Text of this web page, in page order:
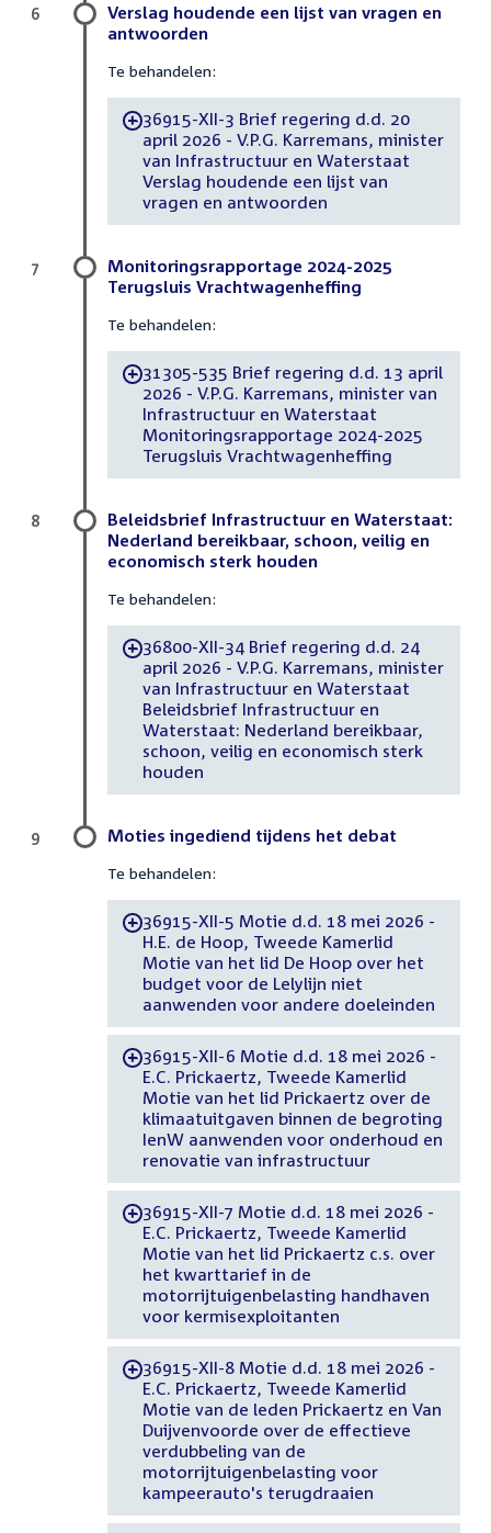
Verslag houdende een lijst van vragen en
antwoorden
Te behandelen:
-36915-XII-3 Brief regering d.d. 20
april 2026 - V.P.G. Karremans, minister
van Infrastructuur en Waterstaat
Verslag houdende een lijst van
vragen en antwoorden
6
Monitoringsrapportage 2024-2025
Terugsluis Vrachtwagenheffing
Te behandelen:
-31305-535 Brief regering d.d. 13 april
2026 - V.P.G. Karremans, minister van
Infrastructuur en Waterstaat
Monitoringsrapportage 2024-2025
Terugsluis Vrachtwagenheffing
7
Beleidsbrief Infrastructuur en Waterstaat:
Nederland bereikbaar, schoon, veilig en
economisch sterk houden
Te behandelen:
-36800-XII-34 Brief regering d.d. 24
april 2026 - V.P.G. Karremans, minister
van Infrastructuur en Waterstaat
Beleidsbrief Infrastructuur en
Waterstaat: Nederland bereikbaar,
schoon, veilig en economisch sterk
houden
8
Moties ingediend tijdens het debat
Te behandelen:
-36915-XII-5 Motie d.d. 18 mei 2026 -
H.E. de Hoop, Tweede Kamerlid
Motie van het lid De Hoop over het
budget voor de Lelylijn niet
aanwenden voor andere doeleinden
-36915-XII-6 Motie d.d. 18 mei 2026 -
E.C. Prickaertz, Tweede Kamerlid
Motie van het lid Prickaertz over de
klimaatuitgaven binnen de begroting
IenW aanwenden voor onderhoud en
renovatie van infrastructuur
-36915-XII-7 Motie d.d. 18 mei 2026 -
E.C. Prickaertz, Tweede Kamerlid
Motie van het lid Prickaertz c.s. over
het kwarttarief in de
motorrijtuigenbelasting handhaven
voor kermisexploitanten
-36915-XII-8 Motie d.d. 18 mei 2026 -
E.C. Prickaertz, Tweede Kamerlid
Motie van de leden Prickaertz en Van
Duijvenvoorde over de effectieve
verdubbeling van de
motorrijtuigenbelasting voor
kampeerauto's terugdraaien
9